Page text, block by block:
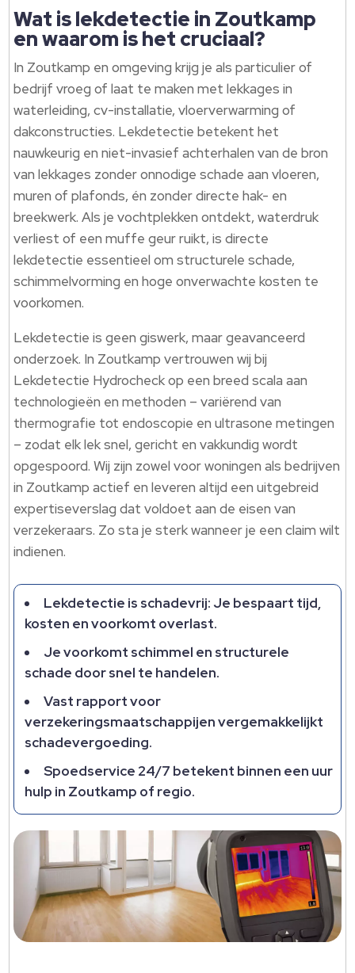
Wat is lekdetectie in Zoutkamp
en waarom is het cruciaal?
In Zoutkamp en omgeving krijg je als particulier of
bedrijf vroeg of laat te maken met lekkages in
waterleiding, cv-installatie, vloerverwarming of
dakconstructies. Lekdetectie betekent het
nauwkeurig en niet-invasief achterhalen van de bron
van lekkages zonder onnodige schade aan vloeren,
muren of plafonds, én zonder directe hak- en
breekwerk. Als je vochtplekken ontdekt, waterdruk
verliest of een muffe geur ruikt, is directe
lekdetectie essentieel om structurele schade,
schimmelvorming en hoge onverwachte kosten te
voorkomen.
Lekdetectie is geen giswerk, maar geavanceerd
onderzoek. In Zoutkamp vertrouwen wij bij
Lekdetectie Hydrocheck op een breed scala aan
technologieën en methoden – variërend van
thermografie tot endoscopie en ultrasone metingen
– zodat elk lek snel, gericht en vakkundig wordt
opgespoord. Wij zijn zowel voor woningen als bedrijven
in Zoutkamp actief en leveren altijd een uitgebreid
expertiseverslag dat voldoet aan de eisen van
verzekeraars. Zo sta je sterk wanneer je een claim wilt
indienen.
Lekdetectie is schadevrij: Je bespaart tijd,
kosten en voorkomt overlast.
Je voorkomt schimmel en structurele
schade door snel te handelen.
Vast rapport voor
verzekeringsmaatschappijen vergemakkelijkt
schadevergoeding.
Spoedservice 24/7 betekent binnen een uur
hulp in Zoutkamp of regio.